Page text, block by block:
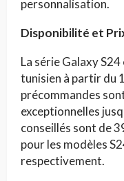
personnalisation.
Disponibilité et
La série Galaxy
tunisien à partir du
précommandes
exceptionnelles
conseillés sont de
pour les modèles
respectivement.